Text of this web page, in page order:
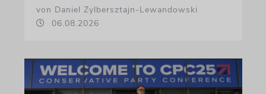
von Daniel Zylbersztajn-Lewandowski
06.08.2026